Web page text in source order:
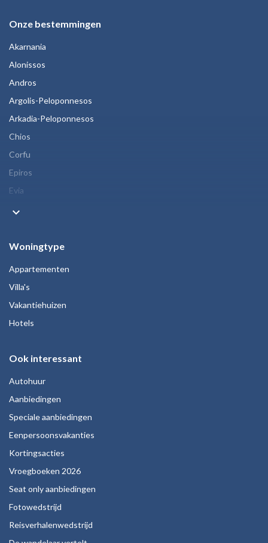
Onze bestemmingen
Akarnania
Alonissos
Andros
Argolis-Peloponnesos
Arkadia-Peloponnesos
Chios
Corfu
Epiros
Evia
keyboard_arrow_down
Woningtype
Appartementen
Villa's
Vakantiehuizen
Hotels
Ook interessant
Autohuur
Aanbiedingen
Speciale aanbiedingen
Eenpersoonsvakanties
Kortingsacties
Vroegboeken 2026
Seat only aanbiedingen
Fotowedstrijd
Reisverhalenwedstrijd